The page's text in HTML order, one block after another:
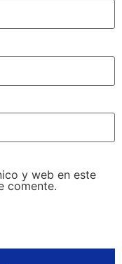
y web en este
comente.